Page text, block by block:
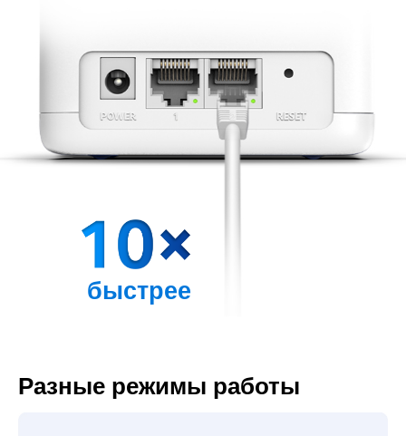
быстрее
Разные режимы работы